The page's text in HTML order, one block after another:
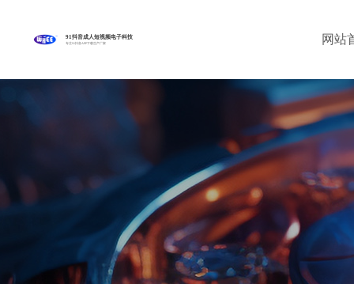
91抖音成人短视频电子科技
专注91抖音APP下载生产厂家 网站